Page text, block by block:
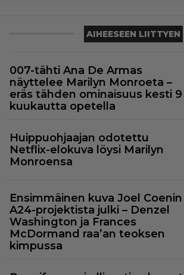
AIHEESEEN LIITTYEN
007-tähti Ana De Armas
näyttelee Marilyn Monroeta –
eräs tähden ominaisuus kesti 9
kuukautta opetella
Huippuohjaajan odotettu
Netflix-elokuva löysi Marilyn
Monroensa
Ensimmäinen kuva Joel Coenin
A24-projektista julki – Denzel
Washington ja Frances
McDormand raa’an teoksen
kimpussa